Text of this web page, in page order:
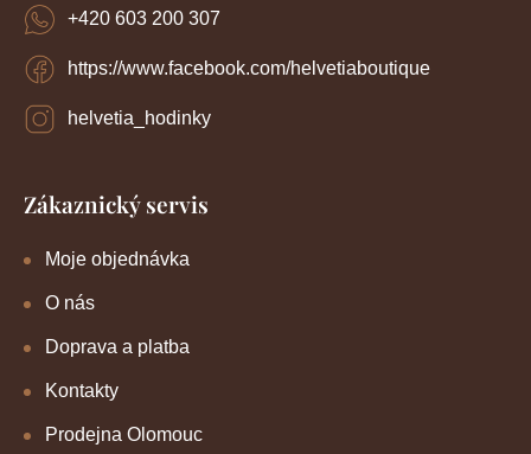
https://www.facebook.com/helvetiaboutique
helvetia_hodinky
+420 603 200 307
Zákaznický servis
Moje objednávka
O nás
Doprava a platba
Kontakty
Prodejna Olomouc